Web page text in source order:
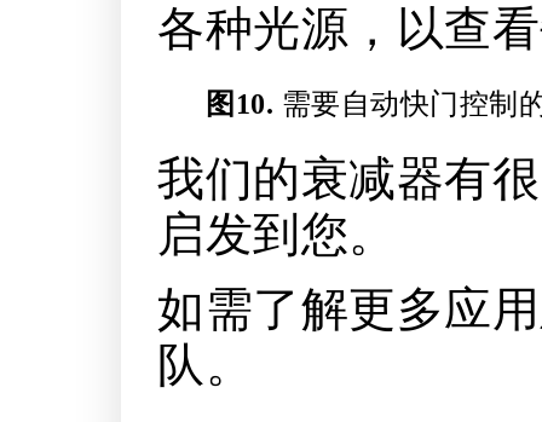
各种光源，以查
图10. 需要自动快门控制
我们的衰减器有
启发到您。
如需了解更多应
队。